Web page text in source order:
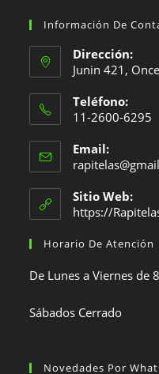
abre
en
una
nueva
pestaña
abre
una
pestaña
abre
una
Información De
Dirección:
Junin 421,
Teléfono:
11-2600-6295
abre
en
tu
aplicación
Email:
Sitio Web:
https://
Horario De Atención
De Lunes a Viernes de
Sábados Cerrado
Novedades Por